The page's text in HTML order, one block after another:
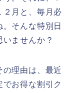
２月と、毎月必
そんな特別日
ませんか？
の理由は、最近
お得な割引ク